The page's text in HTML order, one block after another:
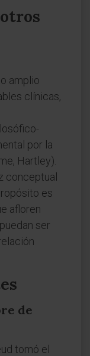
amplio
clínicas,
por la
Hartley).
conceptual
es
afloren
ser
de
tomó el